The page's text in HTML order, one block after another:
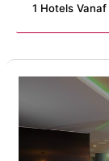
1 Hotels Vanaf